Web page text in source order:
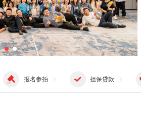
报名参拍 担保贷款